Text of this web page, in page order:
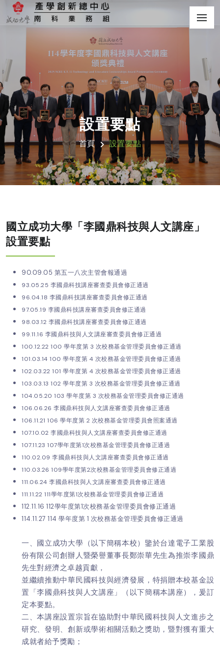
設置要點
首頁 設置要點
國立成功大學「李國鼎科技與人文講座」
設置要點
90.09.05 第五一八次主管會報通過
93.05.25 李國鼎科技講座審查委員會修正通過
96.04.18 李國鼎科技講座審查委員會修正通過
97.05.19 李國鼎科技講座審查委員會修正通過
98.03.12 李國鼎科技講座審查委員會修正通過
99.11.16 李國鼎科技與人文講座審查委員會修正通過
100.12.22 100 學年度第 3 次校務基金管理委員會修正通過
101.03.14 100 學年度第 4 次校務基金管理委員會修正通過
102.03.22 101 學年度第 4 次校務基金管理委員會修正通過
103.03.13 102 學年度第 3 次校務基金管理委員會修正通過
104.05.20 103 學年度第 3 次校務基金管理委員會修正通過
106.06.26 李國鼎科技與人文講座審查委員會修正通過
106.11.21 106 學年度第 2 次校務基金管理委員會照案通過
107.10.02 李國鼎科技與人文講座審查委員會修正通過
107.11.23 107學年度第1次校務基金管理委員會修正通過
110.02.09 李國鼎科技與人文講座審查委員會修正通過
110.03.26 109學年度第2次校務基金管理委員會修正通過
111.06.24 李國鼎科技與人文講座審查委員會修正通過
111.11.22 111學年度第1次校務基金管理委員會修正通過
112.11.16 112學年度第1次校務基金管理委員會修正通過
114.11.27 114 學年度第 1 次校務基金管理委員會修正通過
一、國立成功大學（以下簡稱本校）鑒於台達電子工業股
份有限公司創辦人暨榮譽董事長鄭崇華先生為推崇李國鼎
先生對經濟之卓越貢獻，
並繼續推動中華民國科技與經濟發展，特捐贈本校基金設
置「李國鼎科技與人文講座」（以下簡稱本講座），爰訂
定本要點。
二、本講座設置宗旨在協助對中華民國科技與人文進步之
研究、發明、創新或學術相關活動之獎助，暨對獲有重大
成就者給予獎勵；